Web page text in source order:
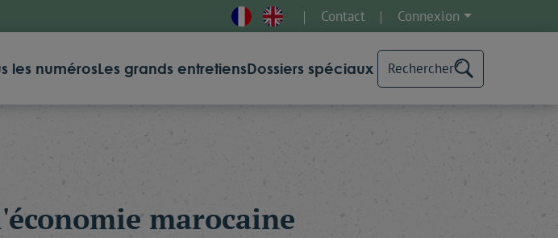
Contact Connexion
les numérosLes grands entretiensDossiers spéciaux Rechercher
marocaine